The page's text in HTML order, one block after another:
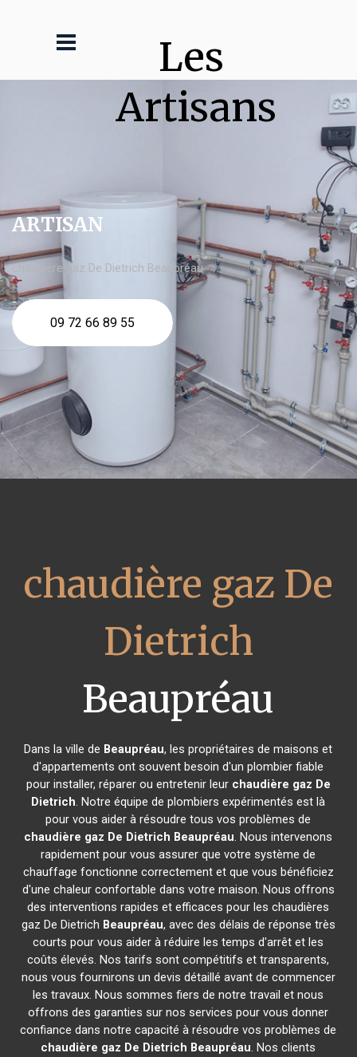
Les
Artisans
ARTISAN
chaudière gaz De Dietrich Beaupréau
09 72 66 89 55
chaudière gaz De
Dietrich
Beaupréau
Dans la ville de Beaupréau, les propriétaires de maisons et
d'appartements ont souvent besoin d'un plombier fiable
pour installer, réparer ou entretenir leur chaudière gaz De
Dietrich. Notre équipe de plombiers expérimentés est là
pour vous aider à résoudre tous vos problèmes de
chaudière gaz De Dietrich Beaupréau. Nous intervenons
rapidement pour vous assurer que votre système de
chauffage fonctionne correctement et que vous bénéficiez
d'une chaleur confortable dans votre maison. Nous offrons
des interventions rapides et efficaces pour les chaudières
gaz De Dietrich Beaupréau, avec des délais de réponse très
courts pour vous aider à réduire les temps d'arrêt et les
coûts élevés. Nos tarifs sont compétitifs et transparents,
nous vous fournirons un devis détaillé avant de commencer
les travaux. Nous sommes fiers de notre travail et nous
offrons des garanties sur nos services pour vous donner
confiance dans notre capacité à résoudre vos problèmes de
chaudière gaz De Dietrich Beaupréau. Nos clients